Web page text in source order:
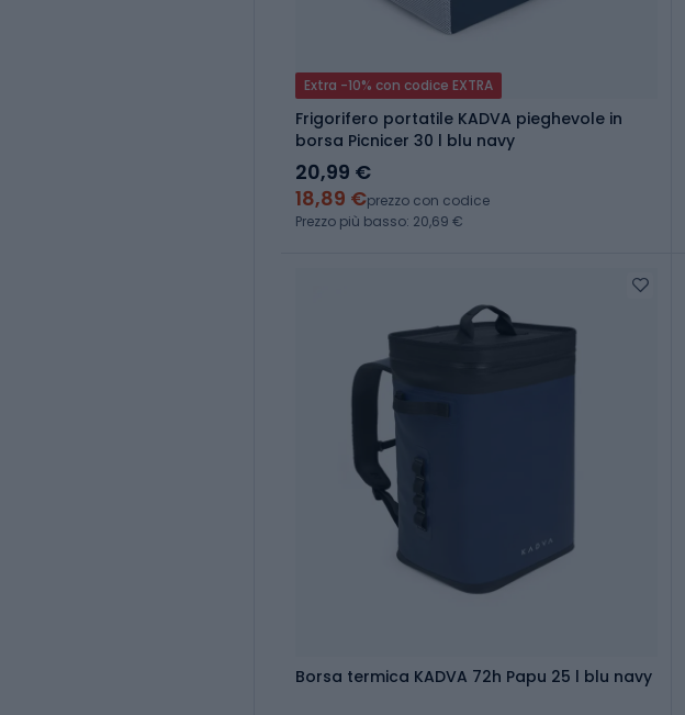
Extra -10% con codice EXTRA
Frigorifero portatile KADVA pieghevole in
borsa Picnicer 30 l blu navy
20,99 €
18,89 €prezzo con codice
Prezzo più basso: 20,69 €
Borsa termica KADVA 72h Papu 25 l blu navy